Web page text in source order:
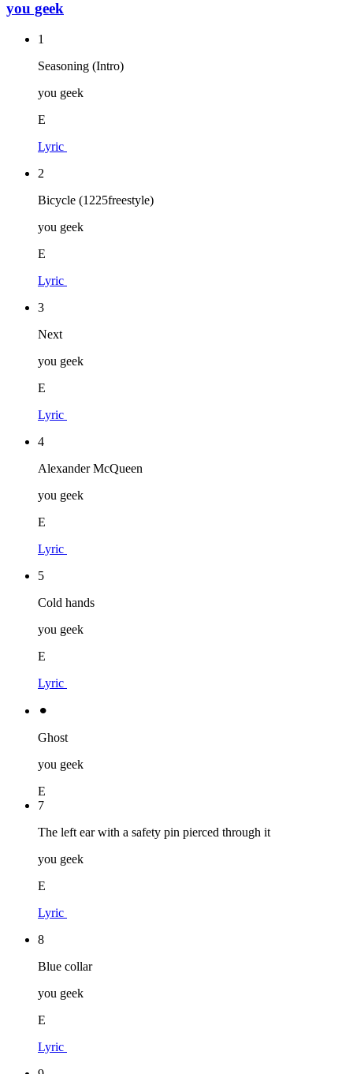
you geek
1
Seasoning (Intro)
you geek
E
Lyric
2
Bicycle (1225freestyle)
you geek
E
Lyric
3
Next
you geek
E
Lyric
4
Alexander McQueen
you geek
E
Lyric
5
Cold hands
you geek
E
Lyric
⚫︎
Ghost
you geek
E
7
The left ear with a safety pin pierced through it
you geek
E
Lyric
8
Blue collar
you geek
E
Lyric